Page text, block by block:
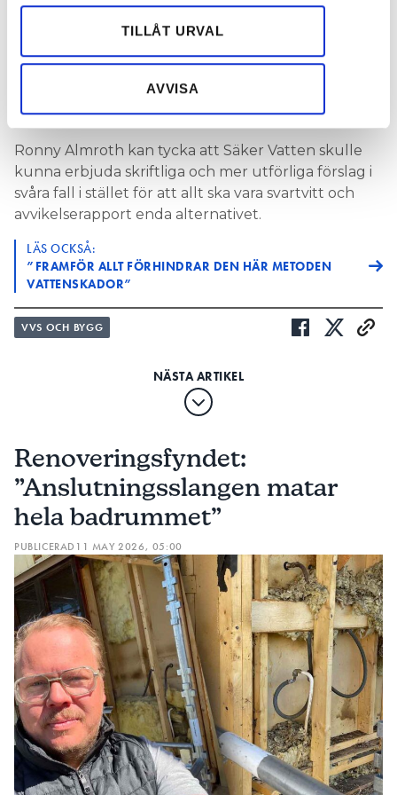
annons- och analysföretag som vi samarbetar med.
Dessa kan i sin tur kombinera informationen med annan
samlat in när du har använt deras tjänster.
TILLÅT URVAL
AVVISA
annan lösning än
avvikelserapport i de här
fallen när man står inför
valet mellan en enklare
lösning och omfattande
ombyggnation av befintlig fastighet?
Ronny Almroth kan tycka att Säker Vatten skulle
kunna erbjuda skriftliga och mer utförliga förslag i
svåra fall i stället för att allt ska vara svartvitt och
avvikelserapport enda alternativet.
LÄS OCKSÅ:
”FRAMFÖR ALLT FÖRHINDRAR DEN HÄR METODEN
VATTENSKADOR”
VVS OCH BYGG
Renoveringsfyndet:
”Anslutningsslangen matar
hela badrummet”
PUBLICERAD 11 MAY 2026, 05:00